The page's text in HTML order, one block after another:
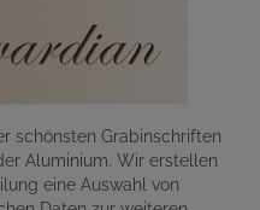
schönsten Grabinschriften
Aluminium. Wir erstellen
eine Auswahl von